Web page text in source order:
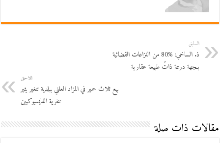
السابق
ذ. الساخي: %80 من النزاعات القضائية
بـجهة درعة ذاتُ طبيعة عقارية
اللاحق
بيع ثلاث حمير في المزاد العلني ببلدية تنغير يثير
سخرية الفايسبوكيين
مقالات ذات صلة